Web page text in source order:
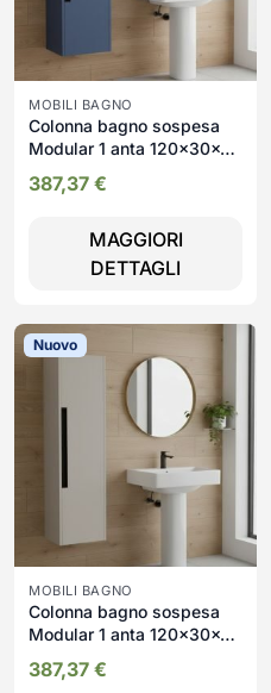
MOBILI BAGNO
Colonna bagno sospesa
Modular 1 anta 120x30x35
387,37 €
MAGGIORI
DETTAGLI
Nuovo
MOBILI BAGNO
Colonna bagno sospesa
Modular 1 anta 120x30x35
387,37 €